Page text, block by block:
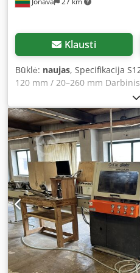
Klausti
Būklė: naujas, Specifikacija
120 mm / 20–260 mm
mm Maksimali pjovimo
/ 150x100 mm Darbo stalo
Minimalus ruošinio ilgis: 400
greitis: 80 m/min / 80 m/min
skaičius: 5 / 5 Pjūklo diskas:
510 mm Pjūklo veleno greitis:
aps./min. Pjūklo variklio galia:
(aukštyn-žemyn): 2–4 kartai/
variklio galia: 3 kW / 3 kW
Spaudimo ratuko variklio
galia: 12,43 kW / 12,43 kW
NL/min / 1000 NL/min Oro
nutraukimo diametras: Ф140
Nutraukimo greitis: 30 m/s /